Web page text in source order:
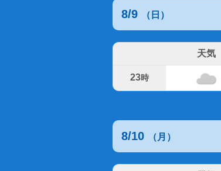
8/9 （日）
天気
23時
8/10 （月）